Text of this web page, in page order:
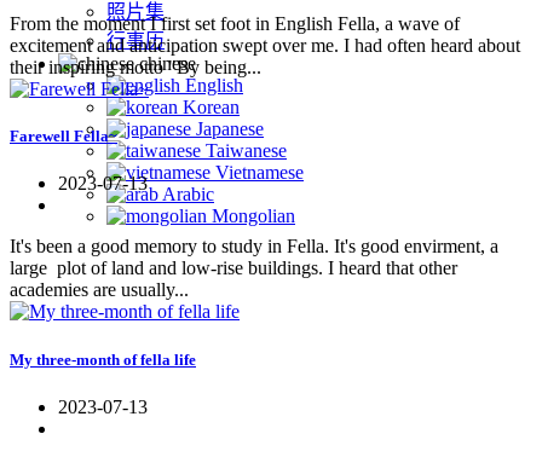
照片集
行事历
chinese
English
Korean
Japanese
Taiwanese
Vietnamese
Arabic
Mongolian
From the moment I first set foot in English Fella, a wave of
excitement and anticipation swept over me. I had often heard about
their inspiring motto "By being...
Farewell Fella~
2023-07-13
It's been a good memory to study in Fella. It's good envirment, a
large plot of land and low-rise buildings. I heard that other
academies are usually...
My three-month of fella life
2023-07-13